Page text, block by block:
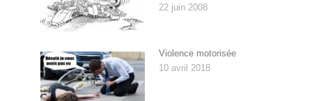
22 juin 2008
Violence motorisée
10 avril 2018